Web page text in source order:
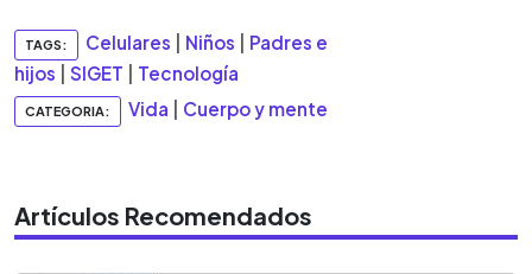
TAGS: Celulares Niños
Padres e
hijos
SIGET Tecnología
CATEGORIA: Vida Cuerpo y mente
Artículos Recomendados